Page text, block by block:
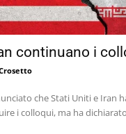
continuano i
che Stati Uniti e Iran
i colloqui, ma ha